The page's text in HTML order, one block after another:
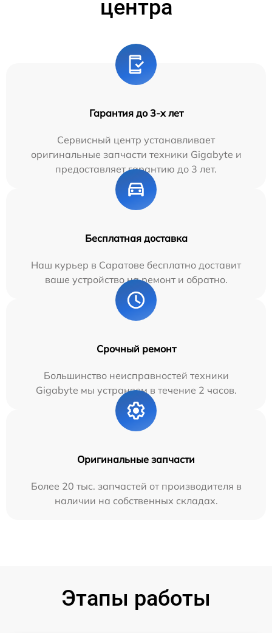
центра
Гарантия до 3-х лет
Сервисный центр устанавливает
оригинальные запчасти техники Gigabyte и
предоставляет гарантию до 3 лет.
Бесплатная доставка
Наш курьер в Саратове бесплатно доставит
ваше устройство на ремонт и обратно.
Срочный ремонт
Большинство неисправностей техники
Gigabyte мы устраняем в течение 2 часов.
Оригинальные запчасти
Более 20 тыс. запчастей от производителя в
наличии на собственных складах.
Этапы работы